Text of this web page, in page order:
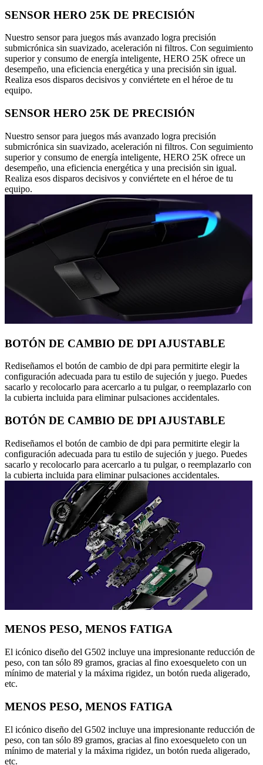
SENSOR HERO 25K DE PRECISIÓN
Nuestro sensor para juegos más avanzado logra precisión
submicrónica sin suavizado, aceleración ni filtros. Con seguimiento
superior y consumo de energía inteligente, HERO 25K ofrece un
desempeño, una eficiencia energética y una precisión sin igual.
Realiza esos disparos decisivos y conviértete en el héroe de tu
equipo.
SENSOR HERO 25K DE PRECISIÓN
Nuestro sensor para juegos más avanzado logra precisión
submicrónica sin suavizado, aceleración ni filtros. Con seguimiento
superior y consumo de energía inteligente, HERO 25K ofrece un
desempeño, una eficiencia energética y una precisión sin igual.
Realiza esos disparos decisivos y conviértete en el héroe de tu
equipo.
BOTÓN DE CAMBIO DE DPI AJUSTABLE
Rediseñamos el botón de cambio de dpi para permitirte elegir la
configuración adecuada para tu estilo de sujeción y juego. Puedes
sacarlo y recolocarlo para acercarlo a tu pulgar, o reemplazarlo con
la cubierta incluida para eliminar pulsaciones accidentales.
BOTÓN DE CAMBIO DE DPI AJUSTABLE
Rediseñamos el botón de cambio de dpi para permitirte elegir la
configuración adecuada para tu estilo de sujeción y juego. Puedes
sacarlo y recolocarlo para acercarlo a tu pulgar, o reemplazarlo con
la cubierta incluida para eliminar pulsaciones accidentales.
MENOS PESO, MENOS FATIGA
El icónico diseño del G502 incluye una impresionante reducción de
peso, con tan sólo 89 gramos, gracias al fino exoesqueleto con un
mínimo de material y la máxima rigidez, un botón rueda aligerado,
etc.
MENOS PESO, MENOS FATIGA
El icónico diseño del G502 incluye una impresionante reducción de
peso, con tan sólo 89 gramos, gracias al fino exoesqueleto con un
mínimo de material y la máxima rigidez, un botón rueda aligerado,
etc.